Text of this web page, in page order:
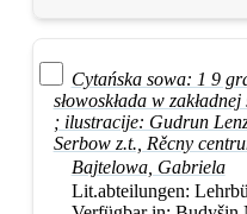
Cytańska sowa: 1 9
słowoskłada w
; ilustracije: Gudrun
Serbow z.t., Rěcny
Bajtelowa, Gabriela
Lit.abteilungen: